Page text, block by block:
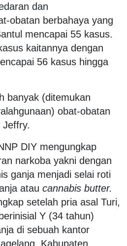
dan
obatan berbahaya yang
mencapai 55 kasus.
kaitannya dengan
56 kasus hingga
banyak (ditemukan
obat-obatan
Jeffry.
DIY mengungkap
narkoba yakni dengan
ganja menjadi selai roti
atau cannabis butter.
setelah pria asal Turi,
Y (34 tahun)
di sebuah kantor
Kabupaten